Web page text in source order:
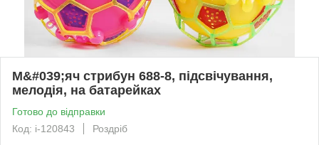
М&#039;яч стрибун 688-8, підсвічування,
мелодія, на батарейках
Готово до відправки
Код: i-120843
Роздріб